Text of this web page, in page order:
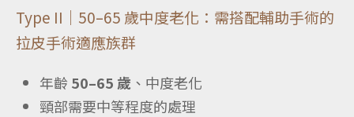
Type II｜50–65 歲中度老化：需搭配輔助手術的
拉皮手術適應族群
年齡 50–65 歲 、中度老化
頸部需要中等程度的處理